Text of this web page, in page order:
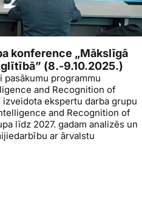
konference „Mākslīgā
(8.-9.10.2025.)
pasākumu programmu
and Recognition of
izveidota ekspertu darba grupu
and Recognition of
līdz 2027. gadam analizēs un
ar ārvalstu